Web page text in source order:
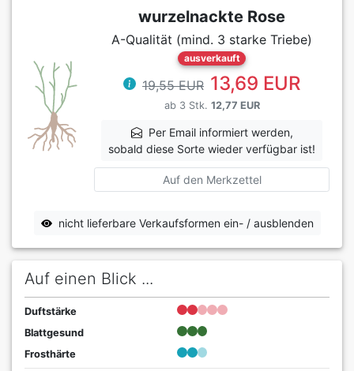
wurzelnackte Rose
A-Qualität (mind. 3 starke Triebe)
ausverkauft
19,55 EUR 13,69 EUR
ab 3 Stk. 12,77 EUR
Per Email informiert werden,
sobald diese Sorte wieder verfügbar ist!
Auf den Merkzettel
nicht lieferbare Verkaufsformen ein- / ausblenden
Auf einen Blick ...
Duftstärke
Blattgesund
Frosthärte